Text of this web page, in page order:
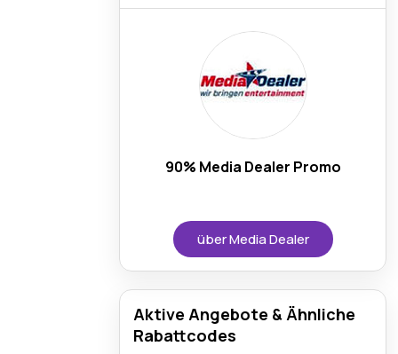
90% Media Dealer Promo
über Media Dealer
Aktive Angebote & Ähnliche
Rabattcodes